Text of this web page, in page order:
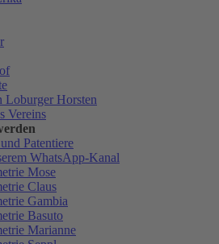
Loburger Horsten
Vereins
Patentiere
WhatsApp-Kanal
Mose
Claus
Gambia
Basuto
Marianne